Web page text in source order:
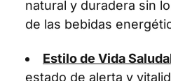
natural y duradera sin
de las bebidas
Estilo de Vida
estado de alerta y